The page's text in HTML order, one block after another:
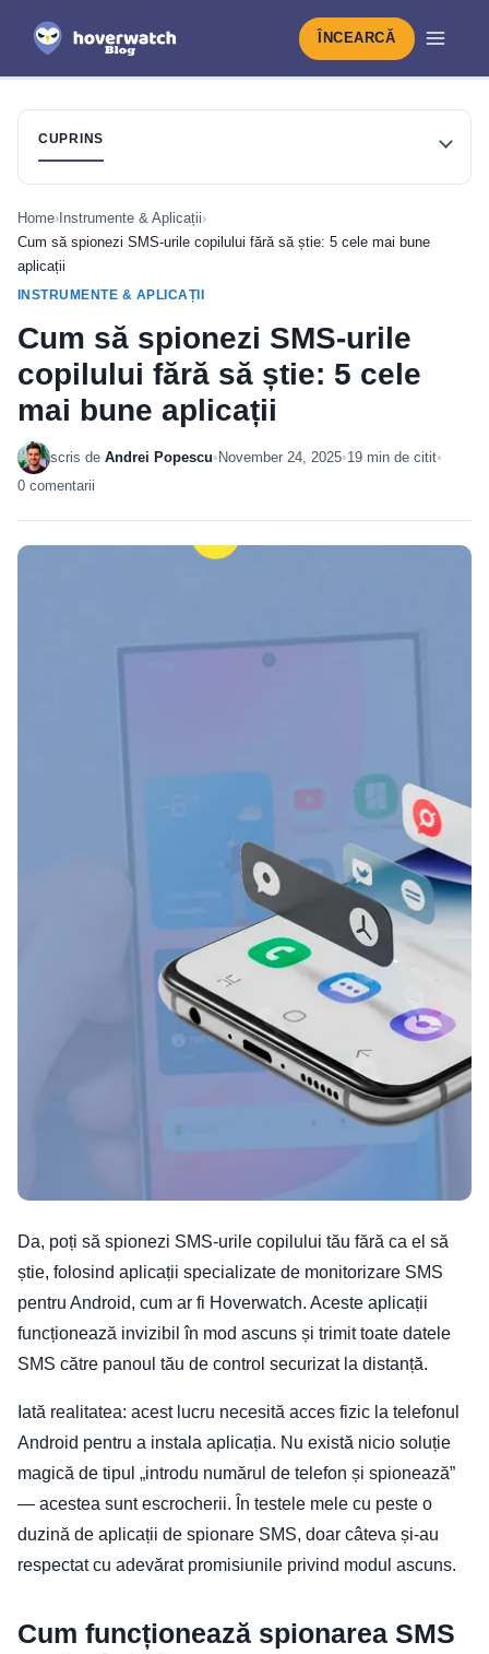
ÎNCEARCĂ
CUPRINS
Home› Instrumente & Aplicații›
Cum să spionezi SMS-urile copilului fără să știe: 5 cele mai bune
aplicații
INSTRUMENTE & APLICAȚII
Cum să spionezi SMS-urile
copilului fără să știe: 5 cele
mai bune aplicații
scris de Andrei Popescu• November 24, 2025•19 min de citit•
0 comentarii
Da, poți să spionezi SMS-urile copilului tău fără ca el să
știe, folosind aplicații specializate de monitorizare SMS
pentru Android, cum ar fi Hoverwatch. Aceste aplicații
funcționează invizibil în mod ascuns și trimit toate datele
SMS către panoul tău de control securizat la distanță.
Iată realitatea: acest lucru necesită acces fizic la telefonul
Android pentru a instala aplicația. Nu există nicio soluție
magică de tipul „introdu numărul de telefon și spionează”
— acestea sunt escrocherii. În testele mele cu peste o
duzină de aplicații de spionare SMS, doar câteva și-au
respectat cu adevărat promisiunile privind modul ascuns.
Cum funcționează spionarea SMS